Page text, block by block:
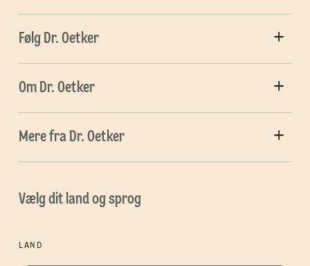
Følg Dr. Oetker
Om Dr. Oetker
Mere fra Dr. Oetker
Vælg dit land og sprog
LAND